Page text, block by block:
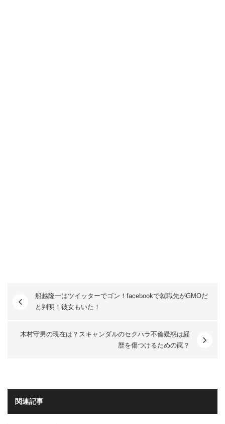
船越隆一はツイッターでゴン！facebookで就職先がGMOだ
と判明！彼女もいた！
木村守男の現在は？スキャンダルのセクハラ不倫疑惑は経
歴を傷つけるための罠？
関連記事